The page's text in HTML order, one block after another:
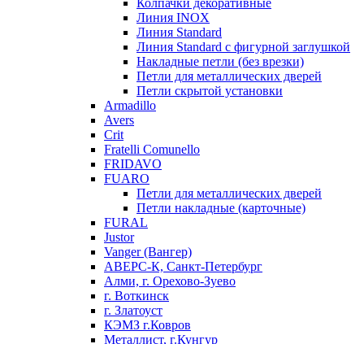
Колпачки декоративные
Линия INOX
Линия Standard
Линия Standard с фигурной заглушкой
Накладные петли (без врезки)
Петли для металлических дверей
Петли скрытой установки
Armadillo
Avers
Crit
Fratelli Comunello
FRIDAVO
FUARO
Петли для металлических дверей
Петли накладные (карточные)
FURAL
Justor
Vanger (Вангер)
АВЕРС-К, Санкт-Петербург
Алми, г. Орехово-Зуево
г. Воткинск
г. Златоуст
КЭМЗ г.Ковров
Металлист, г.Кунгур